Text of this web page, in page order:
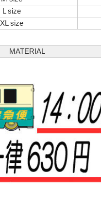
L size
XL size
MATERIAL